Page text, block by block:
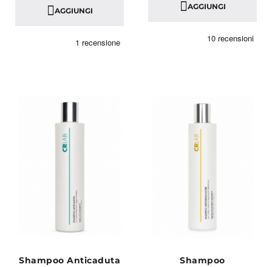
AGGIUNGI AGGIUNGI
Shampoo Anticaduta
Shampoo